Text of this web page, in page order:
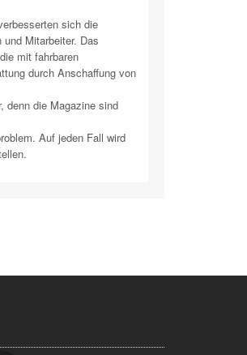
sich die
Mitarbeiter. Das
mit fahrbaren
durch Anschaffung von
denn die Magazine sind
Auf jeden Fall wird